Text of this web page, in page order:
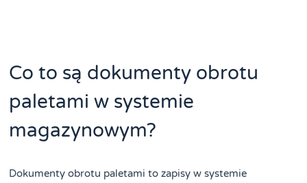
Co to są dokumenty obrotu
paletami w systemie
magazynowym?
Dokumenty obrotu paletami to zapisy w systemie